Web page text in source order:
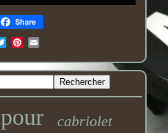
Share
pour cabriolet